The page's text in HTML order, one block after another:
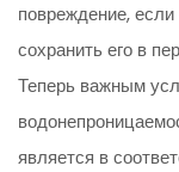
повреждение,
сохранить его в
Теперь важным
является в